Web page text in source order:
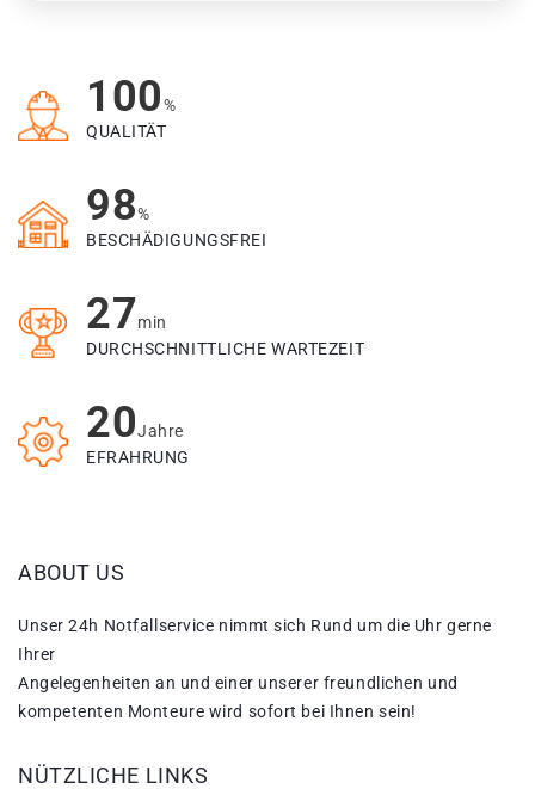
100%
QUALITÄT
98%
BESCHÄDIGUNGSFREI
27min
DURCHSCHNITTLICHE WARTEZEIT
20Jahre
EFRAHRUNG
ABOUT US
Unser 24h Notfallservice nimmt sich Rund um die Uhr gerne
Ihrer
Angelegenheiten an und einer unserer freundlichen und
kompetenten Monteure wird sofort bei Ihnen sein!
NÜTZLICHE LINKS